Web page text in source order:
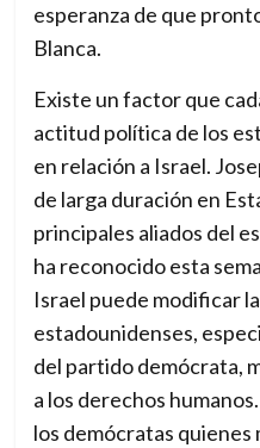
g
w
o
r
l
d
esperanza de que
Blanca.
Existe un factor que
actitud política de los
en relación a Israel.
de larga duración en
principales aliados del
ha reconocido esta
Israel puede modificar
estadounidenses,
del partido demócrata,
a los derechos
los demócratas